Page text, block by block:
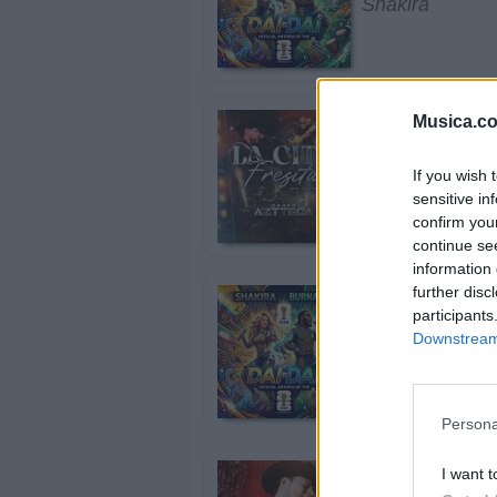
If you wish
sensitive
confirm
continue
information
further
I want
Shakira
La Cita
Dai Dai
Burna Boy
Todo lo fue